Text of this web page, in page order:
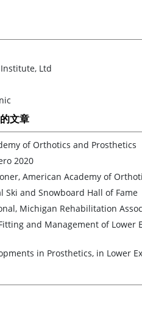
Ltd
文章
of Orthotics and Prosthetics
2020
American Academy of
Ski and Snowboard Hall of Fame
Michigan Rehabilitation
and Management of
in Prosthetics, in Lower